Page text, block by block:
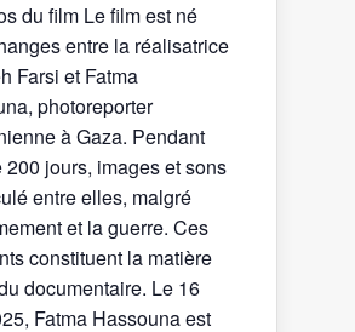
du film Le film est né
entre la réalisatrice
Farsi et Fatma
photoreporter
à Gaza. Pendant
200 jours, images et sons
entre elles, malgré
et la guerre. Ces
constituent la matière
documentaire. Le 16
Fatma Hassouna est